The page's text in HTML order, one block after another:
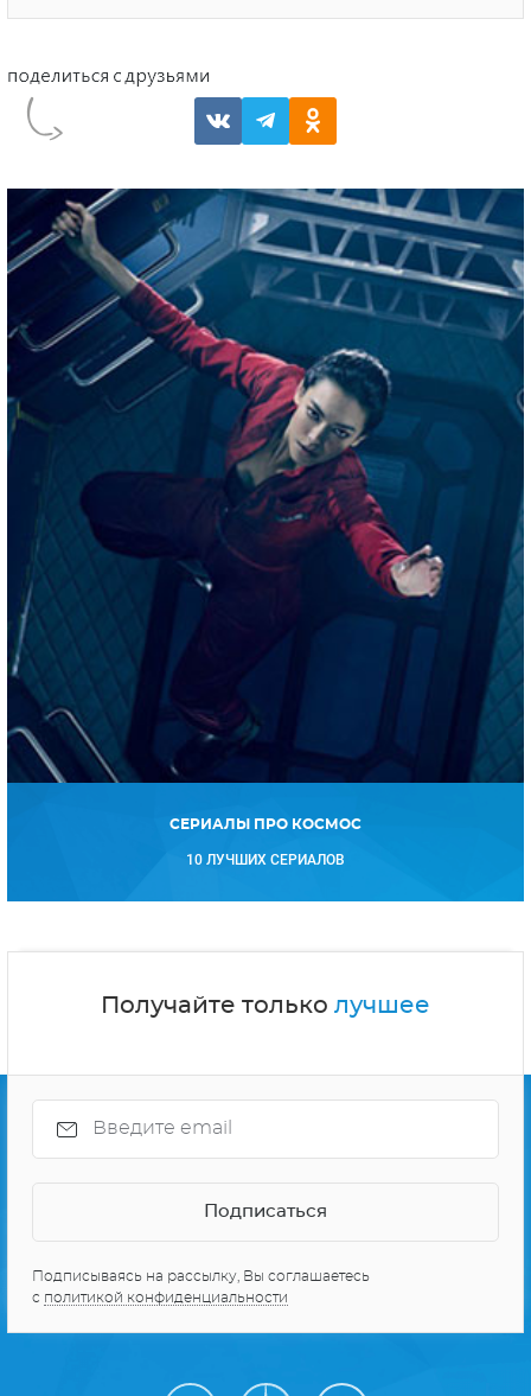
Американский режиссер Джеймс Ганн назвал
десять самых недооцененных сериалов
Их он советует посмотреть во время карантина
23 АПРЕЛЯ 2020 В 05:22
СЕРИАЛЫ ПРО КОСМОС
Получайте тольколучшее